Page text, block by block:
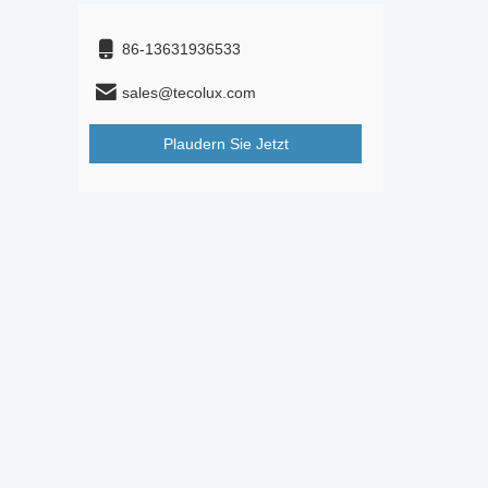
86-13631936533
sales@tecolux.com
Plaudern Sie Jetzt